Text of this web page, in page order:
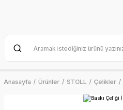
Anasayfa Ürünler STOLL Çelikler